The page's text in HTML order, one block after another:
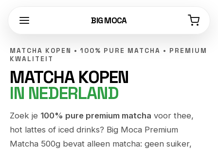
BIG MOCA
MATCHA KOPEN • 100% PURE MATCHA • PREMIUM
KWALITEIT
MATCHA KOPEN
IN NEDERLAND
Zoek je 100% pure premium matcha voor thee,
hot lattes of iced drinks? Big Moca Premium
Matcha 500g bevat alleen matcha: geen suiker,